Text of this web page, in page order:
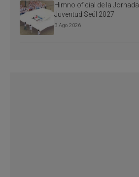
Himno oficial de la
Juventud Seúl 2027
3 Ago 2026